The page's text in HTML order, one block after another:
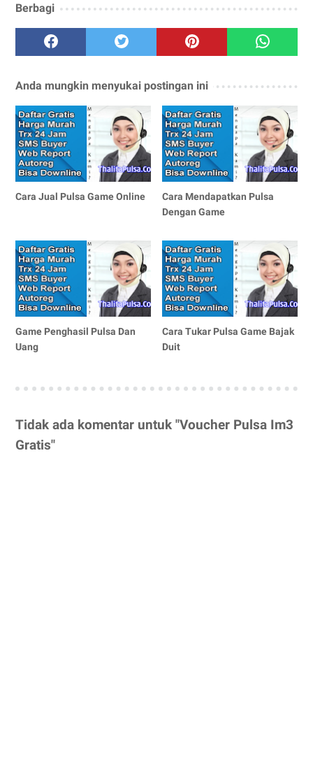
Berbagi
Anda mungkin menyukai postingan ini
Cara Jual Pulsa Game Online
Cara Mendapatkan Pulsa
Dengan Game
Game Penghasil Pulsa Dan
Uang
Cara Tukar Pulsa Game Bajak
Duit
Tidak ada komentar untuk "Voucher Pulsa Im3
Gratis"